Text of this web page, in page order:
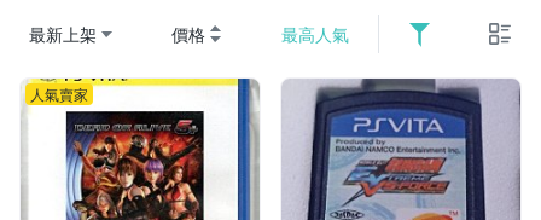
最新上架 價格 最高人氣
人氣賣家